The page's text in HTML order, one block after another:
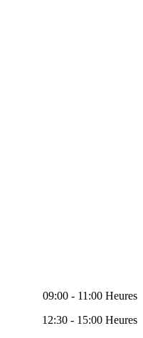
09:00 - 11:00 Heures
12:30 - 15:00 Heures